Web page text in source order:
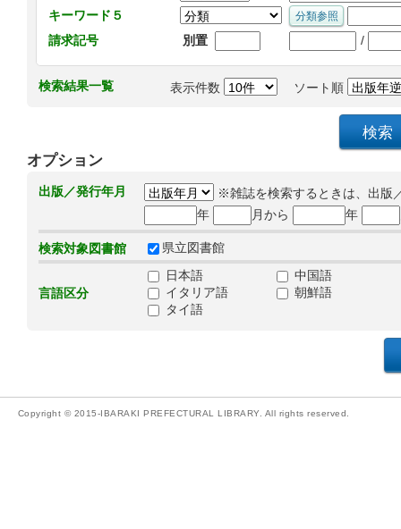
キーワード５
請求記号
別置 /
検索結果一覧 表示件数 ソート順
オプション
出版／発行年月
※雑誌を検索するときは、出版
年
月から 年
検索対象図書館 県立図書館
言語区分
日本語
中国語
イタリア語
朝鮮語
タイ語
Copyright © 2015-IBARAKI PREFECTURAL LIBRARY. All rights reserved.